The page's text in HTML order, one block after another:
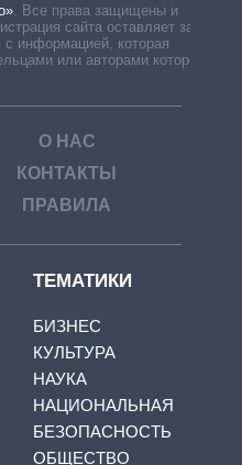
Все права защищены и
сайта оставляет за
с информацией, которая
или авторами которой
О НАС
КОНТАКТЫ
ПРАВИЛА
ТЕМАТИКИ
БИЗНЕС
КУЛЬТУРА
НАУКА
НАЦИОНАЛЬНАЯ
БЕЗОПАСНОСТЬ
ОБЩЕСТВО